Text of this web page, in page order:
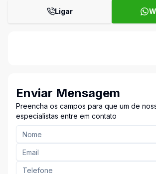
Ligar
Enviar Mensagem
Preencha os campos para que um de
especialistas entre em contato